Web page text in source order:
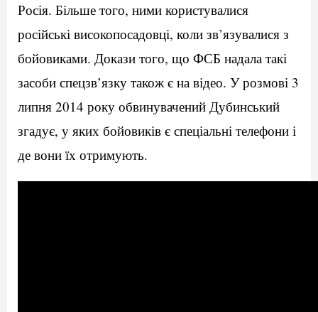
Росія. Більше того, ними користувалися
російські високопосадовці, коли зв’язувалися з
бойовиками. Докази того, що ФСБ надала такі
засоби спецзв’язку також є на відео. У розмові 3
липня 2014 року обвинувачений Дубинський
згадує, у яких бойовиків є спеціальні телефони і
де вони їх отримують.